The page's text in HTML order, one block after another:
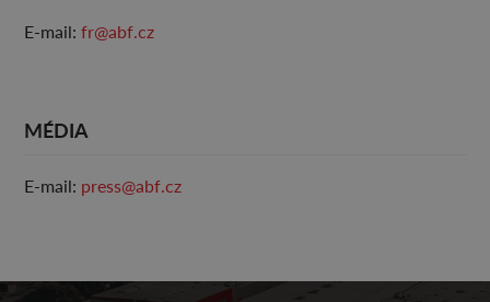
E-mail:fr@abf.cz
MÉDIA
E-mail: press@abf.cz